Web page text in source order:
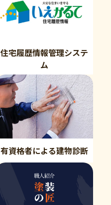
住宅履歴情報管理システ
ム
有資格者による建物診断